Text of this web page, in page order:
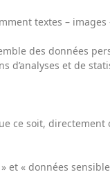
textes – images
des données
d’analyses et de
ce soit,
« données